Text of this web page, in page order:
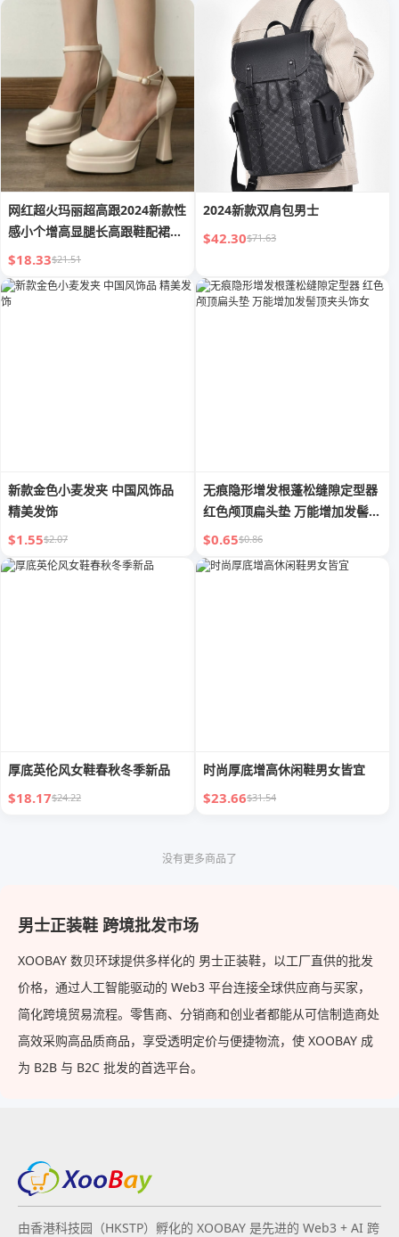
网红超火玛丽超高跟2024新款性
感小个增高显腿长高跟鞋配裙子
单鞋
$18.33$21.51
2024新款双肩包男士
$42.30$71.63
新款金色小麦发夹 中国风饰品
精美发饰
$1.55$2.07
无痕隐形增发根蓬松缝隙定型器
红色颅顶扁头垫 万能增加发髻顶
夹头饰女
$0.65$0.86
厚底英伦风女鞋春秋冬季新品
$18.17$24.22
时尚厚底增高休闲鞋男女皆宜
$23.66$31.54
没有更多商品了
男士正装鞋 跨境批发市场
XOOBAY 数贝环球提供多样化的 男士正装鞋，以工厂直供的批发
价格，通过人工智能驱动的 Web3 平台连接全球供应商与买家，
简化跨境贸易流程。零售商、分销商和创业者都能从可信制造商处
高效采购高品质商品，享受透明定价与便捷物流，使 XOOBAY 成
为 B2B 与 B2C 批发的首选平台。
由香港科技园（HKSTP）孵化的 XOOBAY 是先进的 Web3 + AI 跨